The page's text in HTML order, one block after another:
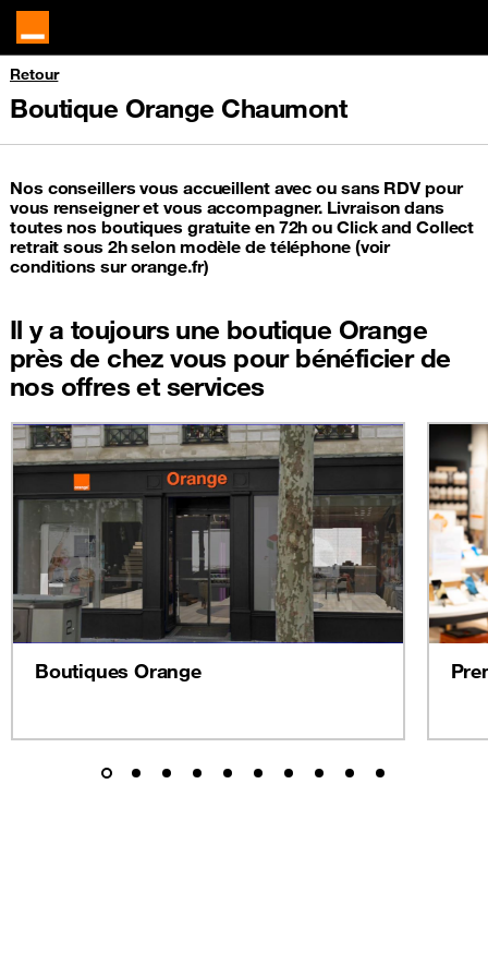
Retour
Boutique Orange Chaumont
Nos conseillers vous accueillent avec ou sans RDV pour
vous renseigner et vous accompagner. Livraison dans
toutes nos boutiques gratuite en 72h ou Click and Collect
retrait sous 2h selon modèle de téléphone (voir
conditions sur orange.fr)
Il y a toujours une boutique Orange
près de chez vous pour bénéficier de
nos offres et services
Boutiques Orange